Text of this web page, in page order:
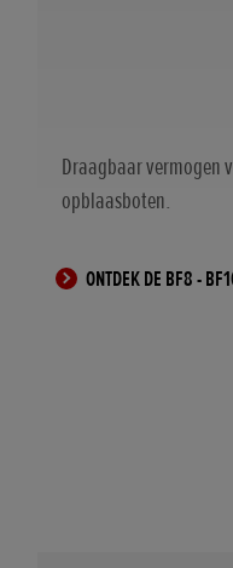
Draagbaar vermogen
opblaasboten.
ONTDEK DE BF8 -